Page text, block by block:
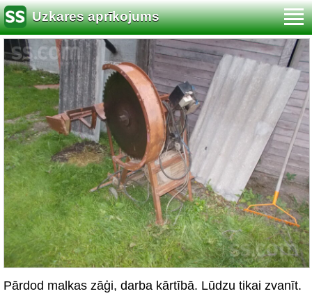
Uzkares aprīkojums
Pārdod malkas zāģi, darba kārtībā. Lūdzu tikai zvanīt.